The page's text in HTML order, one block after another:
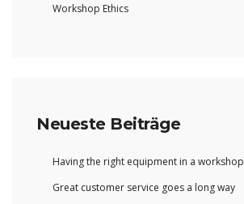
Workshop Ethics
Neueste Beiträge
Having the right equipment in a workshop
Great customer service goes a long way